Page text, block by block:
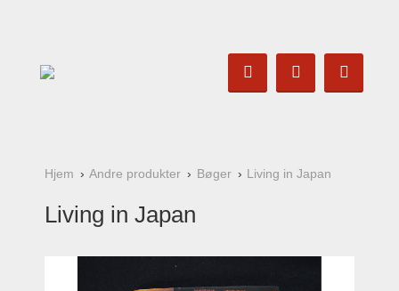
Hjem Andre produkter Bøger Living in Japan
Living in Japan